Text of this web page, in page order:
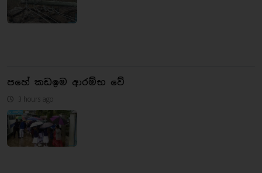
පහේ කඩඉම ආරම්භ වේ
3 hours ago